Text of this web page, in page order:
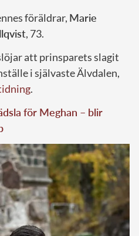
föräldrar, Marie
, 73.
att prinsparets slagit
i självaste Älvdalen,
.
för Meghan – blir